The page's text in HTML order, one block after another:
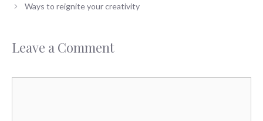
Ways to reignite your creativity
Leave a Comment